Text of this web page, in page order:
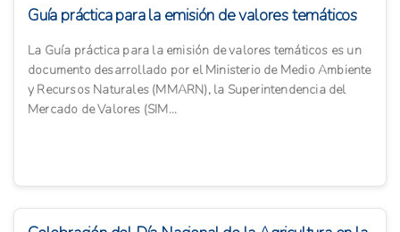
Guía práctica para la emisión de valores temáticos
La Guía práctica para la emisión de valores temáticos es un
documento desarrollado por el Ministerio de Medio Ambiente
y Recursos Naturales (MMARN), la Superintendencia del
Mercado de Valores (SIM...